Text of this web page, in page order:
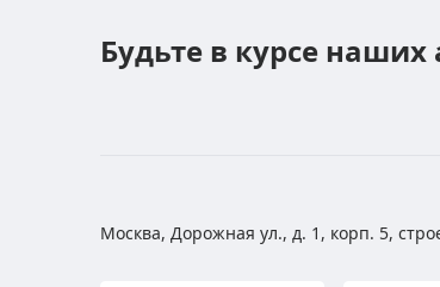
Будьте в курсе
Москва, Дорожная ул., д. 1, корп. 5,